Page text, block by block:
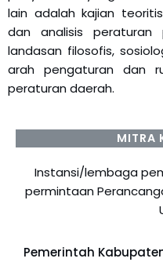
lain adalah kajian
dan analisis peraturan
landasan filosofis,
arah pengaturan dan
peraturan daerah.
MITRA
Instansi/lembaga
permintaan
Pemerintah